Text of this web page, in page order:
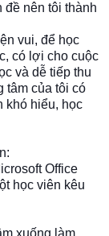
đề nên tôi thành
vui, để học
có lợi cho cuộc
và dễ tiếp thu
tâm của tôi có
khó hiểu, học
Office
học viên kêu